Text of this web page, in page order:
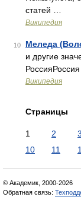
статей …
Википедия
10 Меледа
и другие
РоссияРоссия
Википедия
Страницы
1 2 3
10
11
© Академик, 2000-2026
Обратная связь: